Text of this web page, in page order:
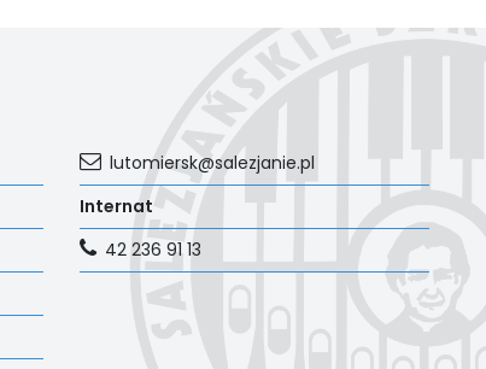
lutomiersk@salezjanie.pl
Internat
42 236 91 13